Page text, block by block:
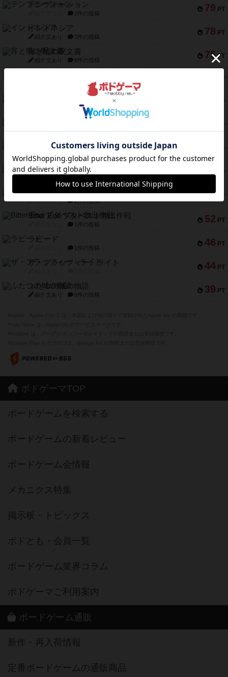
79 PT
テンプテーション
2件の投稿
78 PT
インドネシア
紹介文あり 2件の投稿
75 PT
宵と暁の呪文書
紹介文あり 8件の投稿
PT
9件の投稿
PT
1件の投稿
PT
紹介文なし 1件の投稿
PT
スペクタキュラー
59 PT
スモールワールド
58 PT
ギャンブラー
紹介文なし 2件の投稿
52 PT
Bitter End ブタペスト救出作戦
1件の投稿
46 PT
ラピード
1件の投稿
44 PT
ザ・フラッフィー・ライト
39 PT
ふたつの城の物語
紹介文あり 6件の投稿
ボドゲーマTOP
ボードゲームを検索する
ボードゲームの新着レビュー
ボードゲーム会情報
メカニクス特集
掲示板・トピックス
ボドとも・会員一覧
ボードゲーム業界コラム
ボドゲーマご利用案内
ボードゲーム通販
新作・再入荷情報
定番ボードゲームの通販商品